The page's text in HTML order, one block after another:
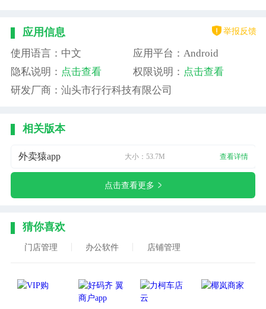
应用信息 举报反馈
使用语言：中文
应用平台：Android
隐私说明： 点击查看 权限说明： 点击查看
研发厂商：汕头市行行科技有限公司
相关版本
外卖猿app 大小：53.7M 查看详情
点击查看更多
猜你喜欢
门店管理 办公软件 店铺管理